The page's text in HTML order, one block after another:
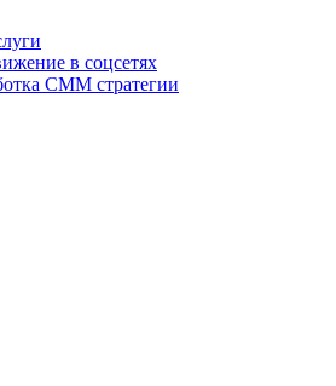
в соцсетях
СММ стратегии